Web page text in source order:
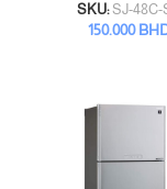
SKU:SJ-48C-
150.000